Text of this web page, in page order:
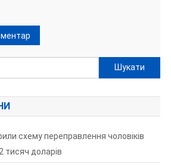
Пошук:
схему переправлення чоловіків
тисяч доларів